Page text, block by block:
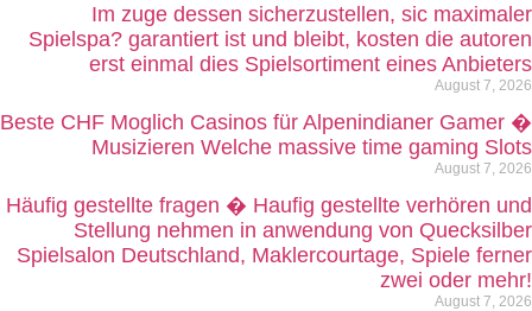
Im zuge dessen sicherzustellen, sic maximaler
Spielspa? garantiert ist und bleibt, kosten die autoren
erst einmal dies Spielsortiment eines Anbieters
August 7, 2026
Beste CHF Moglich Casinos für Alpenindianer Gamer �
Musizieren Welche massive time gaming Slots
August 7, 2026
Häufig gestellte fragen � Haufig gestellte verhören und
Stellung nehmen in anwendung von Quecksilber
Spielsalon Deutschland, Maklercourtage, Spiele ferner
zwei oder mehr!
August 7, 2026